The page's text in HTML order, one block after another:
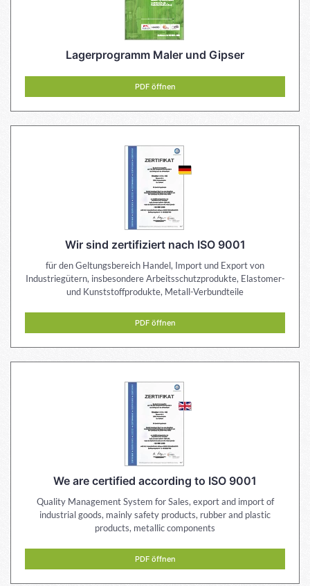
Lagerprogramm Maler und Gipser
PDF öffnen
Wir sind zertifiziert nach ISO 9001
für den Geltungsbereich Handel, Import und Export von
Industriegütern, insbesondere Arbeitsschutzprodukte, Elastomer-
und Kunststoffprodukte, Metall-Verbundteile
PDF öffnen
We are certified according to ISO 9001
Quality Management System for Sales, export and import of
industrial goods, mainly safety products, rubber and plastic
products, metallic components
PDF öffnen